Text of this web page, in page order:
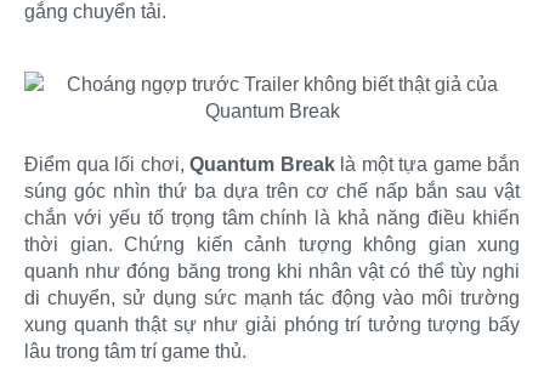
gắng chuyển tải.
Điểm qua lối chơi, Quantum Breaklà một tựa game bắn
súng góc nhìn thứ ba dựa trên cơ chế nấp bắn sau vật
chắn với yếu tố trọng tâm chính là khả năng điều khiển
thời gian. Chứng kiến cảnh tượng không gian xung
quanh như đóng băng trong khi nhân vật có thể tùy nghi
di chuyển, sử dụng sức mạnh tác động vào môi trường
xung quanh thật sự như giải phóng trí tưởng tượng bấy
lâu trong tâm trí game thủ.